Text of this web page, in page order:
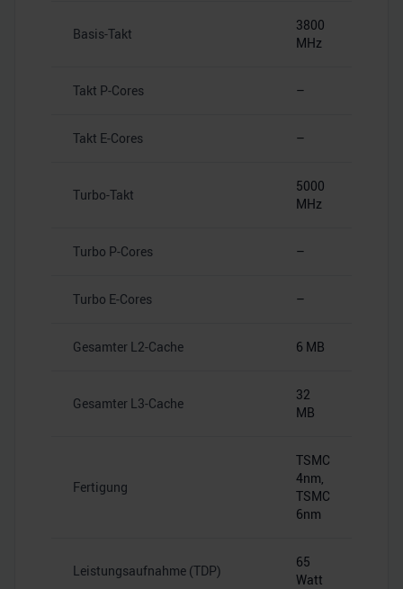
Basis-Takt
3800
MHz
Takt P-Cores –
Takt E-Cores –
Turbo-Takt
5000
MHz
Turbo P-Cores –
Turbo E-Cores –
Gesamter L2-Cache 6 MB
Gesamter L3-Cache
32
MB
Fertigung
TSMC
4nm,
TSMC
6nm
Leistungsaufnahme (TDP)
65
Watt